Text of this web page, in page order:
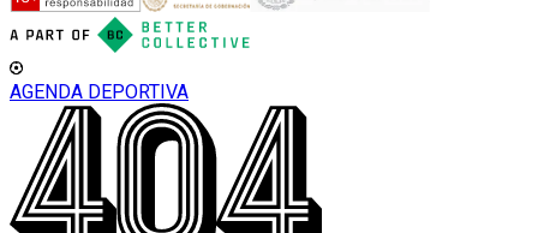
AGENDA DEPORTIVA